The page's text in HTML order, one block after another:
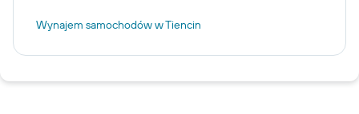
Wynajem samochodów w Tiencin